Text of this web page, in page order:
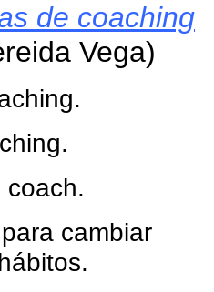
de coaching
Vega)
coach.
cambiar